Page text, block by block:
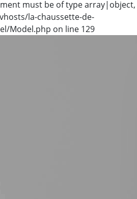
must be of type array|object,
la-chaussette-de-
Model.php on line 129